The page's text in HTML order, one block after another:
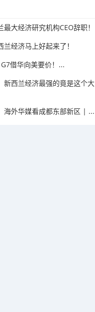
大经济研究机构CEO辞职！
经济马上好起来了！
借华向美要价！...
新西兰经济最强的竟是这个大
海外华媒看成都东部新区 | ...